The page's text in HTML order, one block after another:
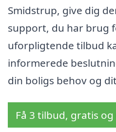
Smidstrup, give dig
support, du har brug
uforpligtende tilbud
informerede
din boligs behov og
Få 3 tilbud, gratis